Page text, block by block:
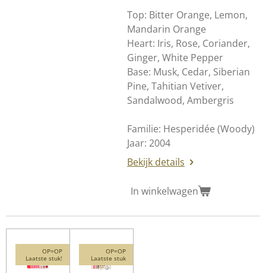
Top: Bitter Orange, Lemon,
Mandarin Orange
Heart: Iris, Rose, Coriander,
Ginger, White Pepper
Base: Musk, Cedar, Siberian
Pine, Tahitian Vetiver,
Sandalwood, Ambergris
Familie: Hesperidée (Woody)
Jaar: 2004
Bekijk details
In winkelwagen
OP=OP
Laatste stuk!
OP=OP
Laatste stuk